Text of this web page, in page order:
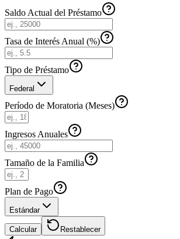
Saldo Actual del Préstamo
Tasa de Interés Anual (%)
Tipo de Préstamo
Federal
Período de Moratoria (Meses)
Ingresos Anuales
Tamaño de la Familia
Plan de Pago
Estándar
Calcular Restablecer